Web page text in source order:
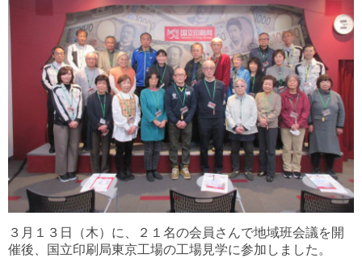
３月１３日（木）に、２１名の会員さんで地域班会議を開
催後、国立印刷局東京工場の工場見学に参加しました。